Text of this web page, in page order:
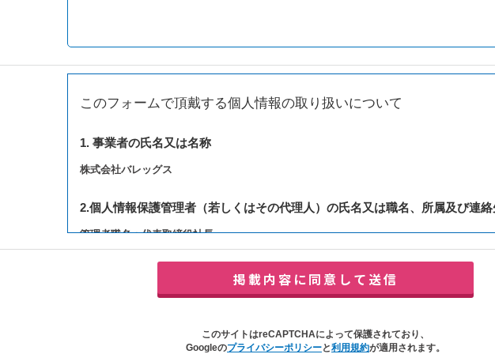
このフォームで頂戴する個人情報の取り扱いについて
1. 事業者の氏名又は名称
株式会社バレッグス
2.個人情報保護管理者（若しくはその代理人）の氏名又は職名、所属及び連絡
管理者職名：代表取締役社長
連絡先：privacy@balleggs.co.jp
（2）ご相談の対応（本人への連絡を含む）のため
（3）当サイトの各種サービスおよびサービスに関連した各種情報のメールによるご案内の
このサイトはreCAPTCHAによって保護されており、
Googleのプライバシーポリシーと利用規約が適用されます。